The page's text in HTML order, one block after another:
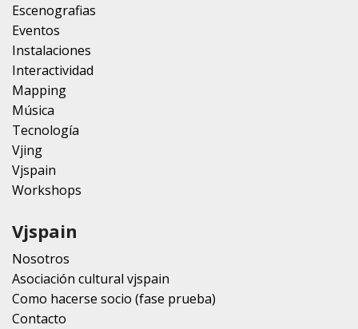
Escenografias
Eventos
Instalaciones
Interactividad
Mapping
Música
Tecnología
Vjing
Vjspain
Workshops
Vjspain
Nosotros
Asociación cultural vjspain
Como hacerse socio (fase prueba)
Contacto